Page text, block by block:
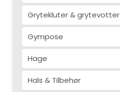
Grytekluter & grytevotter
Gympose
Hage
Hals & Tilbehør